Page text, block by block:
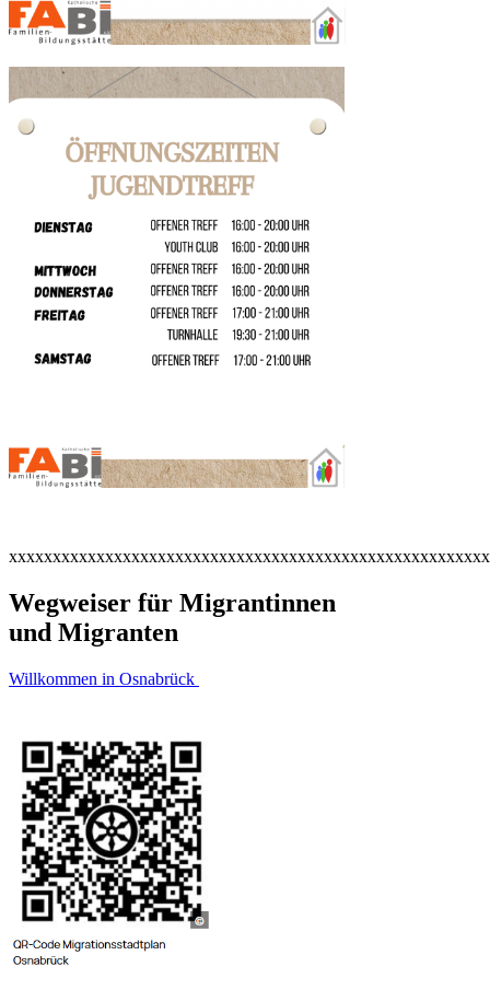
Wegweiser für Migrantinnen
und Migranten
Willkommen in Osnabrück